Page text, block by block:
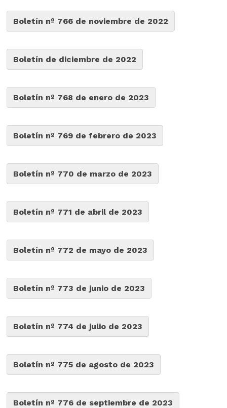
Boletín nº 766 de noviembre de 2022
Boletín de diciembre de 2022
Boletín nº 768 de enero de 2023
Boletín nº 769 de febrero de 2023
Boletín nº 770 de marzo de 2023
Boletín nº 771 de abril de 2023
Boletín nº 772 de mayo de 2023
Boletín nº 773 de junio de 2023
Boletín nº 774 de julio de 2023
Boletín nº 775 de agosto de 2023
Boletín nº 776 de septiembre de 2023